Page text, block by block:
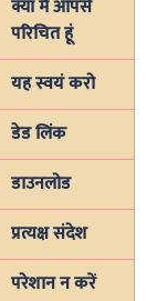
क्या मैं आपसे
परिचित हूं
यह स्वयं करो
डेड लिंक
डाउनलोड
प्रत्यक्ष संदेश
परेशान न करें